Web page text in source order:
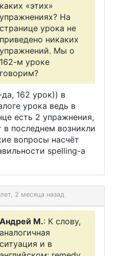
каких «этих»
упражнениях? На
странице урока не
приведено никаких
упражнений. Мы о
162-м уроке
говорим?
162 урок)) в
урока ведь в
есть 2 упражнения,
в последнем возникли
вопросы насчёт
spelling-a
2 месяца назад
Андрей М.: К слову,
аналогичная
ситуация и в